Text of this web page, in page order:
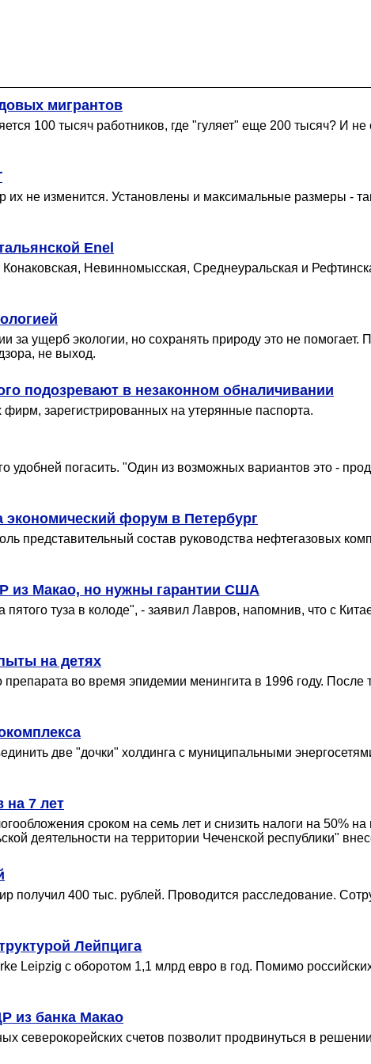
мигрантов
100 тысяч работников, где "гуляет" еще 200 тысяч? И не
не изменится. Установлены и максимальные размеры -
Enel
Невинномысская, Среднеуральская и
за ущерб экологии, но сохранять природу это не
не выход.
подозревают в незаконном обналичивании
зарегистрированных на утерянные паспорта.
погасить. "Один из возможных вариантов это -
форум в Петербург
представительный состав руководства нефтегазовых
из Макао, но нужны гарантии США
туза в колоде", - заявил Лавров, напомнив, что с
на детях
во время эпидемии менингита в 1996 году. После
две "дочки" холдинга с муниципальными
на 7 лет
сроком на семь лет и снизить налоги на 50%
деятельности на территории Чеченской республики"
получил 400 тыс. рублей. Проводится расследование.
Лейпцига
Leipzig с оборотом 1,1 млрд евро в год. Помимо
из банка Макао
счетов позволит продвинуться в